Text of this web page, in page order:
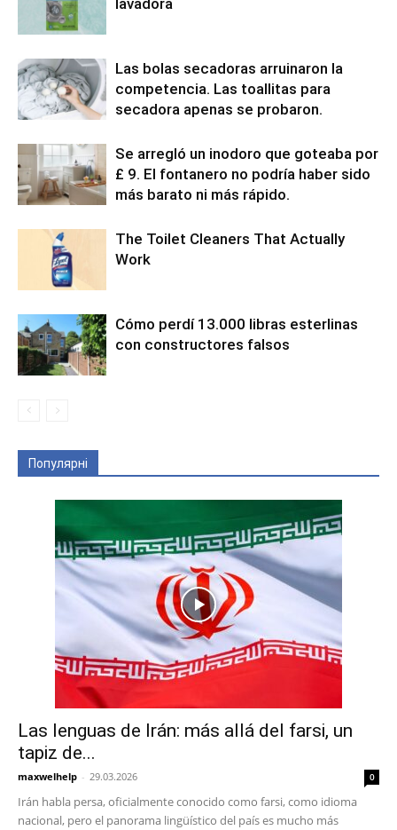
lavadora
Las bolas secadoras arruinaron la
competencia. Las toallitas para
secadora apenas se probaron.
Se arregló un inodoro que goteaba por
£ 9. El fontanero no podría haber sido
más barato ni más rápido.
The Toilet Cleaners That Actually
Work
Cómo perdí 13.000 libras esterlinas
con constructores falsos
Популярні
Las lenguas de Irán: más allá del farsi, un
tapiz de...
maxwelhelp - 29.03.2026 0
Irán habla persa, oficialmente conocido como farsi, como idioma
nacional, pero el panorama lingüístico del país es mucho más